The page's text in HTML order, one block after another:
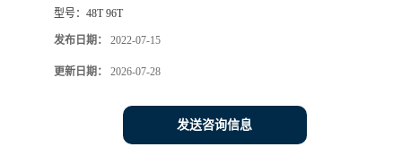
型号： 48T 96T
发布日期： 2022-07-15
更新日期： 2026-07-28
发送咨询信息